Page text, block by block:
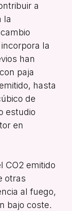
a
la
la
han
paja
hasta
de
estudio
en
CO2 emitido
otras
al fuego,
bajo coste.